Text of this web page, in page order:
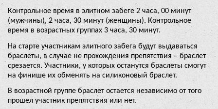
Контрольное время в элитном забеге 2 часа, 00 минут
(мужчины), 2 часа, 30 минут (женщины). Контрольное
время в возрастных группах 3 часа, 30 минут.
На старте участникам элитного забега будут выдаваться
браслеты, в случае не прохождения препятствия – браслет
срезается. Участники, у которых останутся браслеты смогут
на финише их обменять на силиконовый браслет.
В возрастной группе браслет остается независимо от того
прошел участник препятствия или нет.